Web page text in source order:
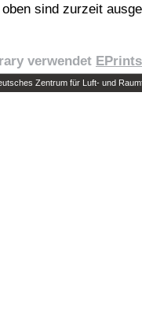
sind zurzeit
verwendet
Zentrum für Luft- und